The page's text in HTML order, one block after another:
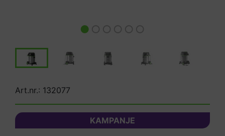
Art.nr.: 132077
KAMPANJE